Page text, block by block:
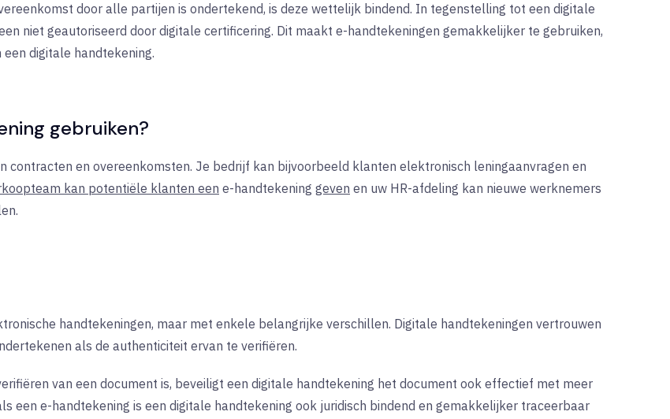
door alle partijen is ondertekend, is deze wettelijk bindend. In tegenstelling tot een digitale
niet geautoriseerd door digitale certificering. Dit maakt e-handtekeningen gemakkelijker te gebruiken,
digitale handtekening.
gebruiken?
contracten en overeenkomsten. Je bedrijf kan bijvoorbeeld klanten elektronisch leningaanvragen en
kan potentiële klanten een e-handtekening geven en uw HR-afdeling kan nieuwe werknemers
handtekeningen, maar met enkele belangrijke verschillen. Digitale handtekeningen vertrouwen
als de authenticiteit ervan te verifiëren.
van een document is, beveiligt een digitale handtekening het document ook effectief met meer
een e-handtekening is een digitale handtekening ook juridisch bindend en gemakkelijker traceerbaar